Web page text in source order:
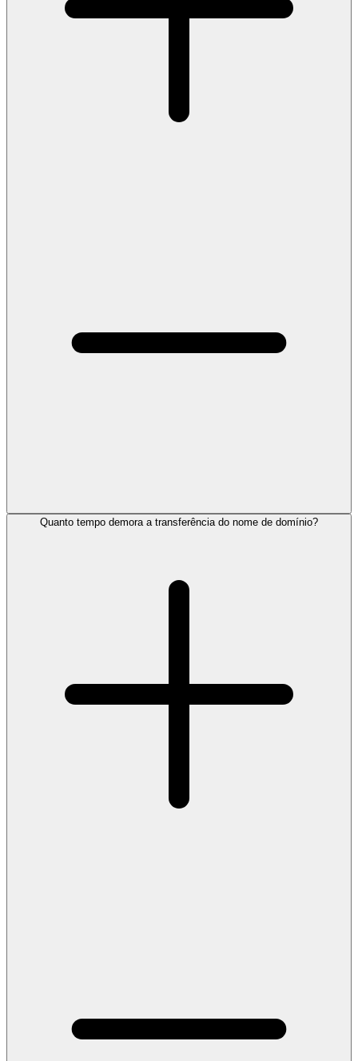
Quanto tempo demora a transferência do nome de domínio?